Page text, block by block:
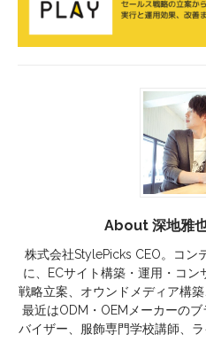
About 深地雅
株式会社StylePicks CEO。コン
に、ECサイト構築・運用・コ
戦略立案、オウンドメディア構
最近はODM・OEMメーカーの
バイザー、服飾専門学校講師、